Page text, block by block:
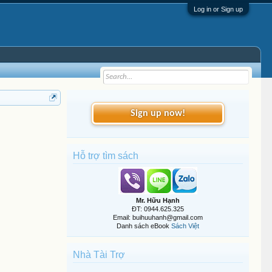
Log in or Sign up
Sign up now!
Hỗ trợ tìm sách
Mr. Hữu Hạnh
ĐT: 0944.625.325
Email: buihuuhanh@gmail.com
Danh sách eBook Sách Việt
Nhà Tài Trợ